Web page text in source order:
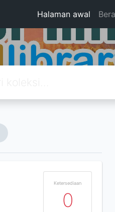
Halaman awal
Ketersediaan
0